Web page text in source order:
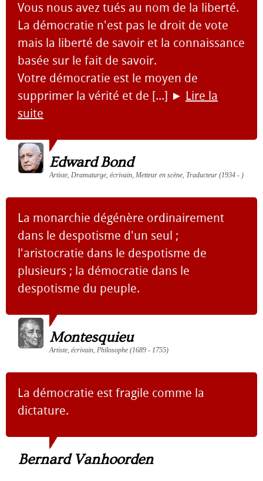
Vous nous avez tués au nom de la liberté.
La démocratie n'est pas le droit de vote
mais la liberté de savoir et la connaissance
basée sur le fait de savoir.
Votre démocratie est le moyen de
supprimer la vérité et de [...] ► Lire la
suite
Edward Bond
Artiste, Dramaturge, écrivain, Metteur en scène, Traducteur (1934 - )
La monarchie dégénère ordinairement
dans le despotisme d'un seul ;
l'aristocratie dans le despotisme de
plusieurs ; la démocratie dans le
despotisme du peuple.
Montesquieu
Artiste, écrivain, Philosophe (1689 - 1755)
La démocratie est fragile comme la
dictature.
Bernard Vanhoorden